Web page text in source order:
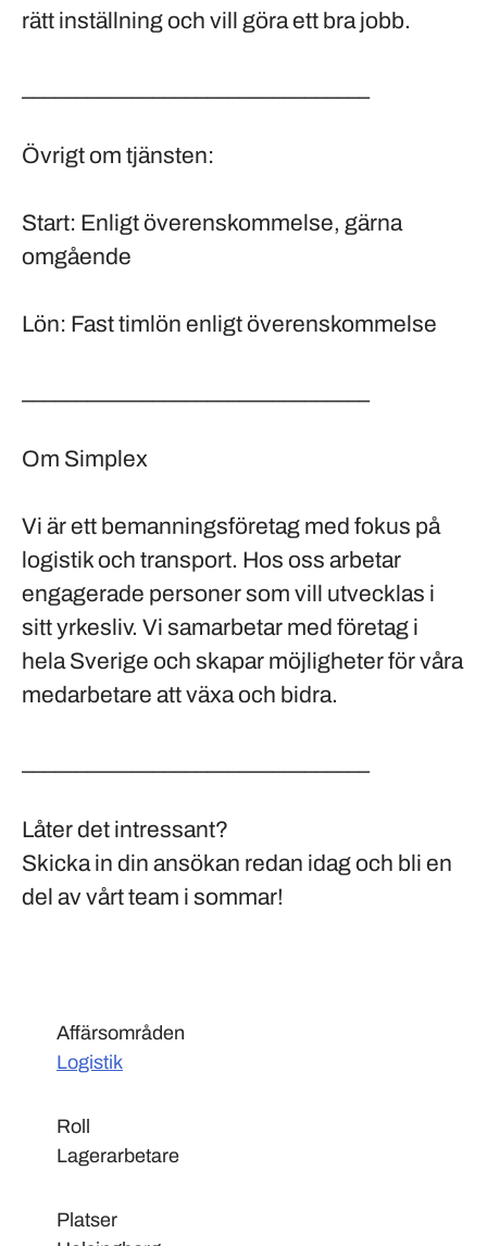
rätt inställning och vill göra ett bra jobb.
Övrigt om tjänsten:
Start: Enligt överenskommelse, gärna
omgående
Lön: Fast timlön enligt överenskommelse
Om Simplex
Vi är ett bemanningsföretag med fokus på
logistik och transport. Hos oss arbetar
engagerade personer som vill utvecklas i
sitt yrkesliv. Vi samarbetar med företag i
hela Sverige och skapar möjligheter för våra
medarbetare att växa och bidra.
Låter det intressant?
Skicka in din ansökan redan idag och bli en
del av vårt team i sommar!
Affärsområden
Logistik
Roll
Lagerarbetare
Platser